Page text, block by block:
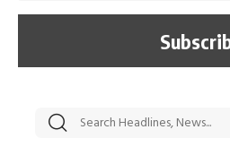
सट्टेबाजी में अरेस्ट हुए